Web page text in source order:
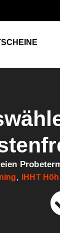
, IHHT